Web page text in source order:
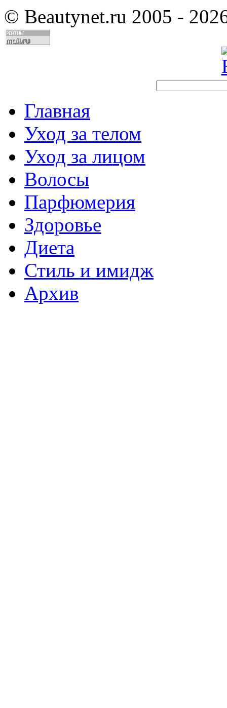
© Beautynet.ru 2005 -
Главная
Уход за телом
Уход за лицом
Волосы
Парфюмерия
Здоровье
Диета
Стиль и имидж
Архив